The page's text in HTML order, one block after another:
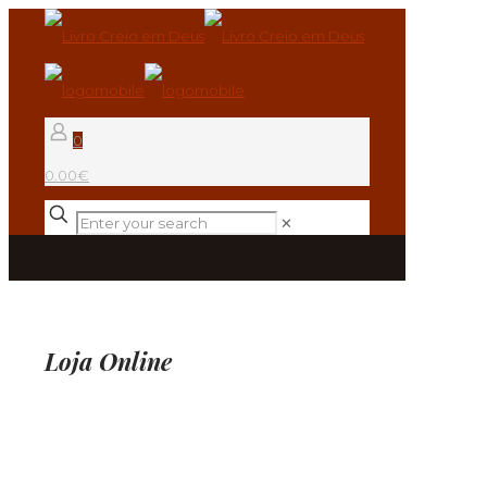
0
0.00€
✕
Loja Online